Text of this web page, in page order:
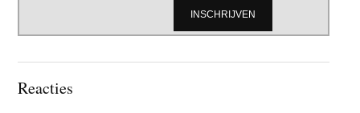
Lees
Reacties